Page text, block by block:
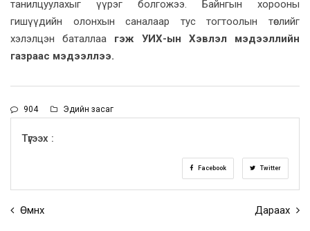
танилцуулахыг үүрэг болгожээ. Байнгын хорооны
гишүүдийн олонхын саналаар тус тогтоолын төслийг
хэлэлцэн баталлаа гэж УИХ-ын Хэвлэл мэдээллийн
газраас мэдээллээ.
904 Эдийн засаг
Түгээх :
Facebook Twitter
Өмнөх Дараах